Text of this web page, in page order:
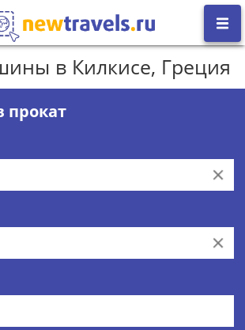
в Килкисе, Греция
прокат
Clear
Clear